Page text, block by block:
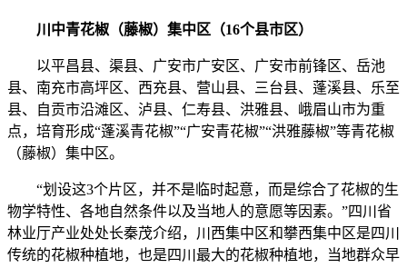
川中青花椒（藤椒）集中区（16个县市区）
以平昌县、渠县、广安市广安区、广安市前锋区、岳池
县、南充市高坪区、西充县、营山县、三台县、蓬溪县、乐至
县、自贡市沿滩区、泸县、仁寿县、洪雅县、峨眉山市为重
点，培育形成“蓬溪青花椒”“广安青花椒”“洪雅藤椒”等青花椒
（藤椒）集中区。
“划设这3个片区，并不是临时起意，而是综合了花椒的生
物学特性、各地自然条件以及当地人的意愿等因素。”四川省
林业厅产业处处长秦茂介绍，川西集中区和攀西集中区是四川
传统的花椒种植地，也是四川最大的花椒种植地，当地群众早